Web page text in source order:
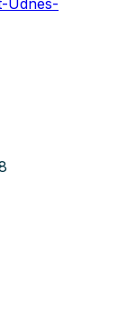
Udnes-